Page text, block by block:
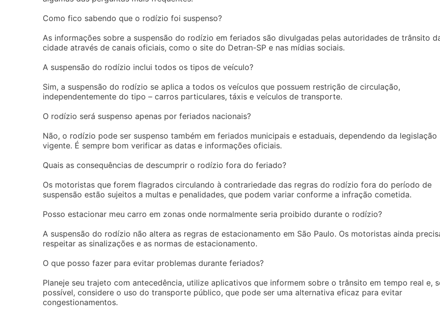
Como fico sabendo que o rodízio foi suspenso?
As informações sobre a suspensão do rodízio em feriados são divulgadas pelas autoridades de trânsito
cidade através de canais oficiais, como o site do Detran-SP e nas mídias sociais.
A suspensão do rodízio inclui todos os tipos de veículo?
Sim, a suspensão do rodízio se aplica a todos os veículos que possuem restrição de circulação,
independentemente do tipo – carros particulares, táxis e veículos de transporte.
O rodízio será suspenso apenas por feriados nacionais?
Não, o rodízio pode ser suspenso também em feriados municipais e estaduais, dependendo da legislação
vigente. É sempre bom verificar as datas e informações oficiais.
Quais as consequências de descumprir o rodízio fora do feriado?
Os motoristas que forem flagrados circulando à contrariedade das regras do rodízio fora do período de
suspensão estão sujeitos a multas e penalidades, que podem variar conforme a infração cometida.
Posso estacionar meu carro em zonas onde normalmente seria proibido durante o rodízio?
A suspensão do rodízio não altera as regras de estacionamento em São Paulo. Os motoristas ainda
respeitar as sinalizações e as normas de estacionamento.
O que posso fazer para evitar problemas durante feriados?
Planeje seu trajeto com antecedência, utilize aplicativos que informem sobre o trânsito em tempo real e,
possível, considere o uso do transporte público, que pode ser uma alternativa eficaz para evitar
congestionamentos.